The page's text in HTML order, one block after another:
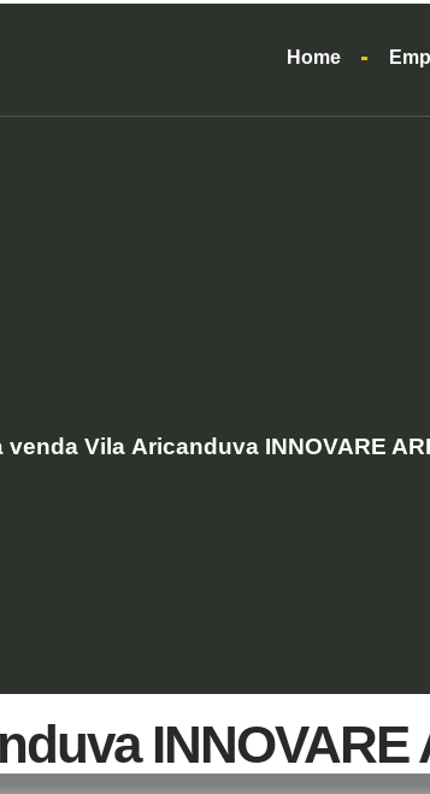
Home
venda Vila Aricanduva INNOVARE
INNOVARE